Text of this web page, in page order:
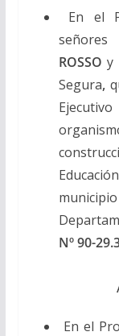
En el
señores
ROSSOy
Segura,
Nº 90-
En el